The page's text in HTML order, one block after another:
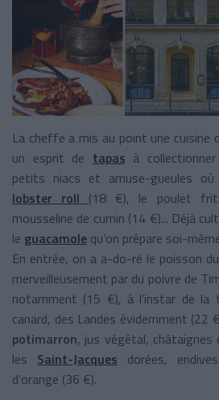
La cheffe a mis au point une cuisine
un esprit de tapas à
petits niacs et amuse-gueules où
lobster roll (18 €), le poulet
mousseline de cumin (14 €)... Déjà
le guacamole qu’on prépare soi-
En entrée, on a a-do-ré le poisson
merveilleusement par du poivre de
notamment (15 €), à l’instar de la
canard, des Landes évidemment (22
potimarron, jus végétal,
les Saint-Jacques dorées,
d’orange (36 €).